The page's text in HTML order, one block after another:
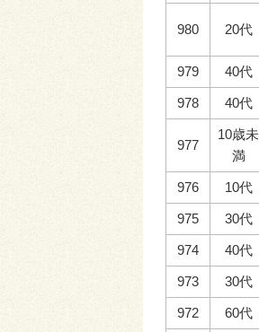
980 20代
979 40代
978 40代
977
10歳未
満
976 10代
975 30代
974 40代
973 30代
972 60代